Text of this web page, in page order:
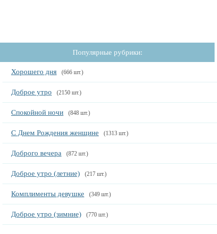
Популярные рубрики:
Хорошего дня (666 шт.)
Доброе утро (2150 шт.)
Спокойной ночи (848 шт.)
С Днем Рождения женщине (1313 шт.)
Доброго вечера (872 шт.)
Доброе утро (летние) (217 шт.)
Комплименты девушке (349 шт.)
Доброе утро (зимние) (770 шт.)